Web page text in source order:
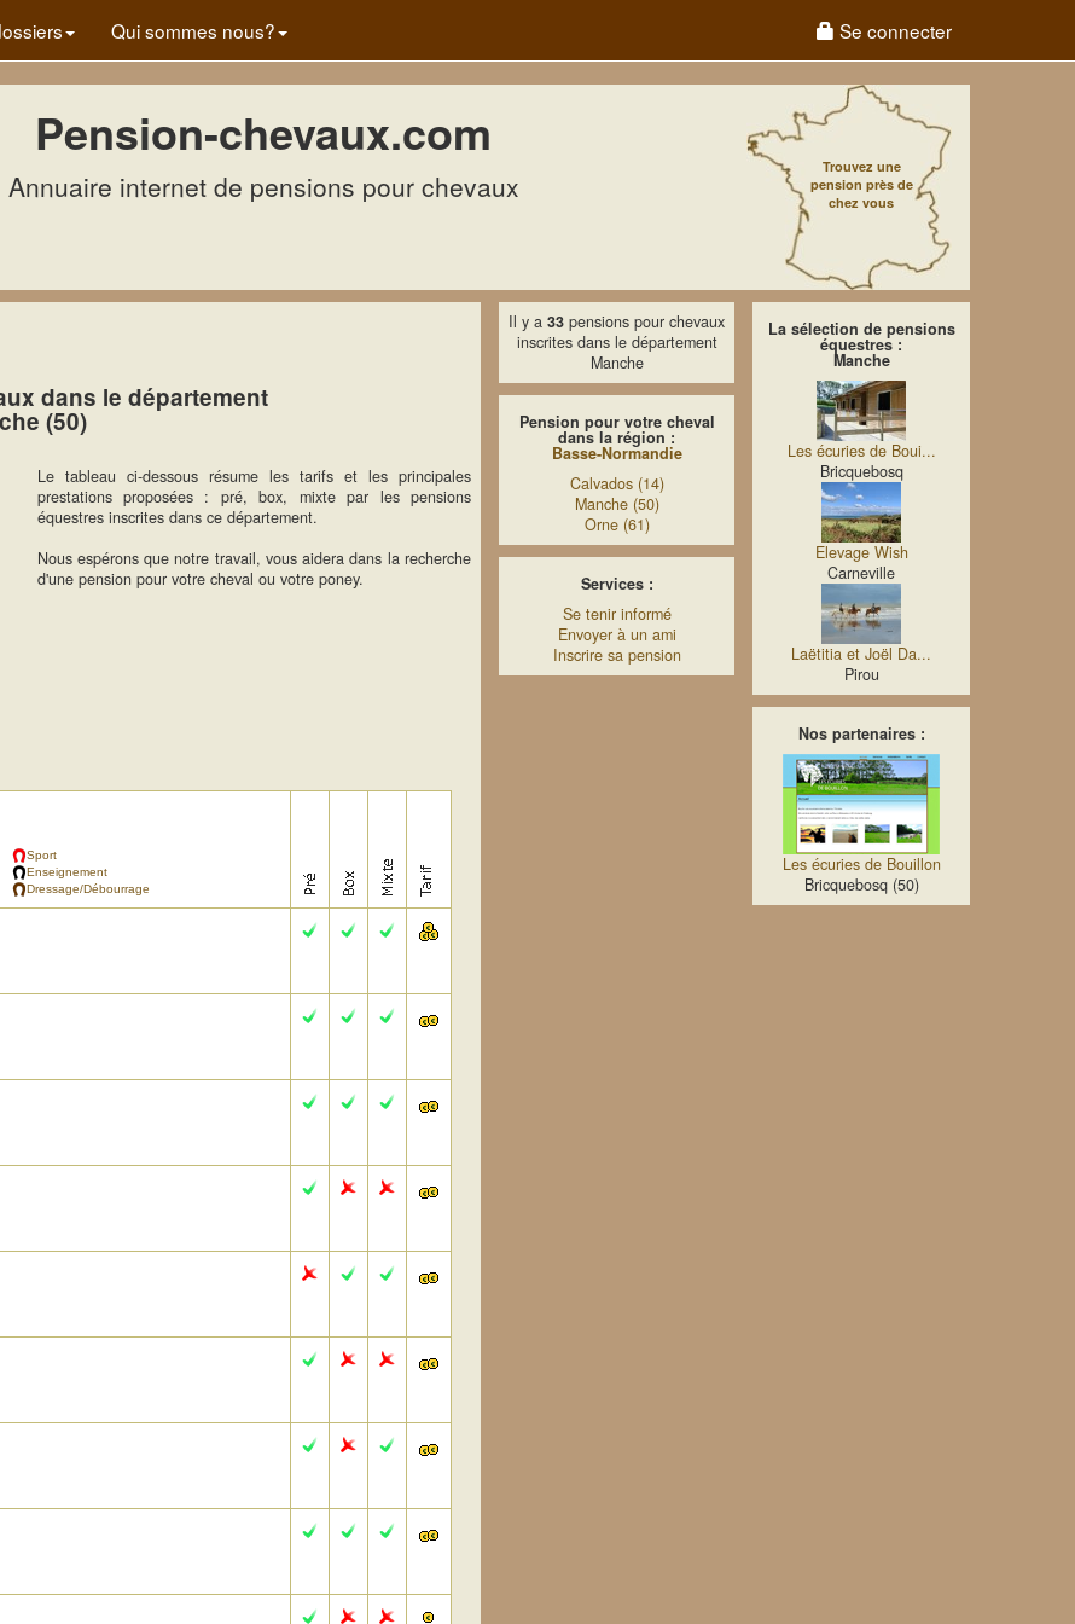
Qui sommes nous? Se connecter
Pension-chevaux.com
Annuaire internet de pensions pour chevaux
Trouvez une
pension près de
chez vous
dans le département
(50)
Le tableau ci-dessous résume les tarifs et les principales
prestations proposées : pré, box, mixte par les pensions
équestres inscrites dans ce département.
Nous espérons que notre travail, vous aidera dans la recherche
d'une pension pour votre cheval ou votre poney.
Sport
Enseignement
Dressage/Débourrage
Il y a 33 pensions pour chevaux
inscrites dans le département
Manche
Pension pour votre cheval
dans la région :
Basse-Normandie
Calvados (14)
Manche (50)
Orne (61)
Services :
Se tenir informé
Envoyer à un ami
Inscrire sa pension
La sélection de pensions
équestres :
Manche
Les écuries de Boui...
Bricquebosq
Elevage Wish
Carneville
Laëtitia et Joël Da...
Pirou
Nos partenaires :
Les écuries de Bouillon
Bricquebosq (50)